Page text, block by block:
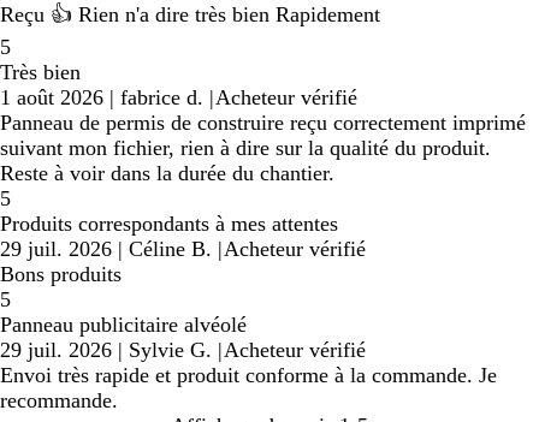
Reçu 👍 Rien n'a dire très bien Rapidement
5
Très bien
1 août 2026 | fabrice d. |Acheteur vérifié
Panneau de permis de construire reçu correctement imprimé
suivant mon fichier, rien à dire sur la qualité du produit.
Reste à voir dans la durée du chantier.
5
Produits correspondants à mes attentes
29 juil. 2026 | Céline B. |Acheteur vérifié
Bons produits
5
Panneau publicitaire alvéolé
29 juil. 2026 | Sylvie G. |Acheteur vérifié
Envoi très rapide et produit conforme à la commande. Je
recommande.